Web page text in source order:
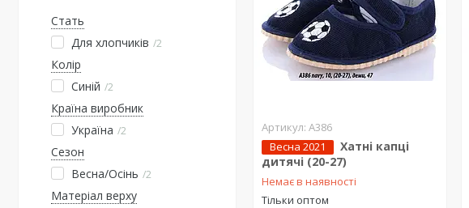
Стать
Для хлопчиків 2
Колір
Синій 2
Країна виробник
Україна 2
Сезон
Весна/Осінь 2
Матеріал верху
A386
Весна 2021
Хатні капці
дитячі (20-27)
Немає в наявності
Тільки оптом